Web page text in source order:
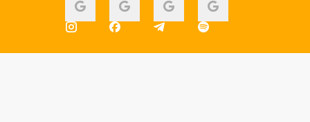
j b f u